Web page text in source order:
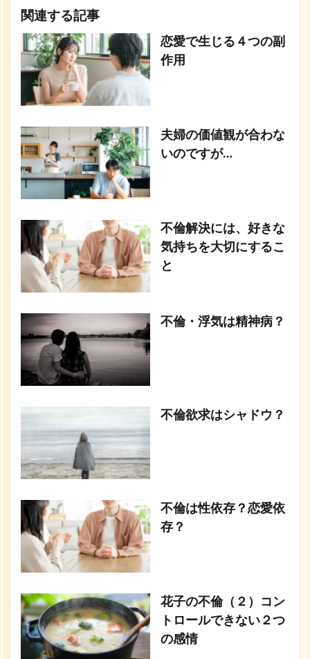
関連する記事
恋愛で生じる４つの副
作用
夫婦の価値観が合わな
いのですが…
不倫解決には、好きな
気持ちを大切にするこ
と
不倫・浮気は精神病？
不倫欲求はシャドウ？
不倫は性依存？恋愛依
存？
花子の不倫（２）コン
トロールできない２つ
の感情